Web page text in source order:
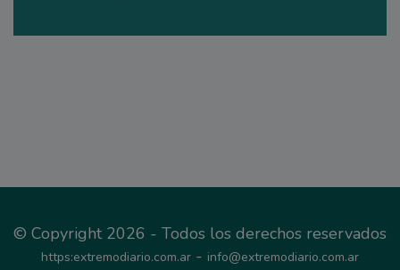
© Copyright 2026 - Todos los derechos reservados
https:extremodiario.com.ar - info@extremodiario.com.ar